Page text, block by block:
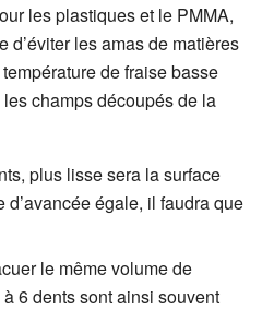
les plastiques et le PMMA,
d’éviter les amas de matières
de fraise basse
champs découpés de la
plus lisse sera la surface
d’avancée égale, il faudra que
le même volume de
6 dents sont ainsi souvent